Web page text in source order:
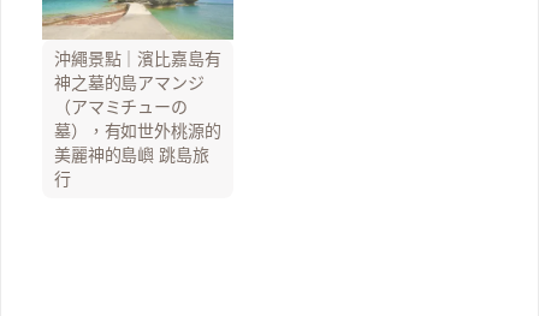
沖繩景點｜濱比嘉島有
神之墓的島アマンジ
（アマミチューの
墓），有如世外桃源的
美麗神的島嶼 跳島旅
行